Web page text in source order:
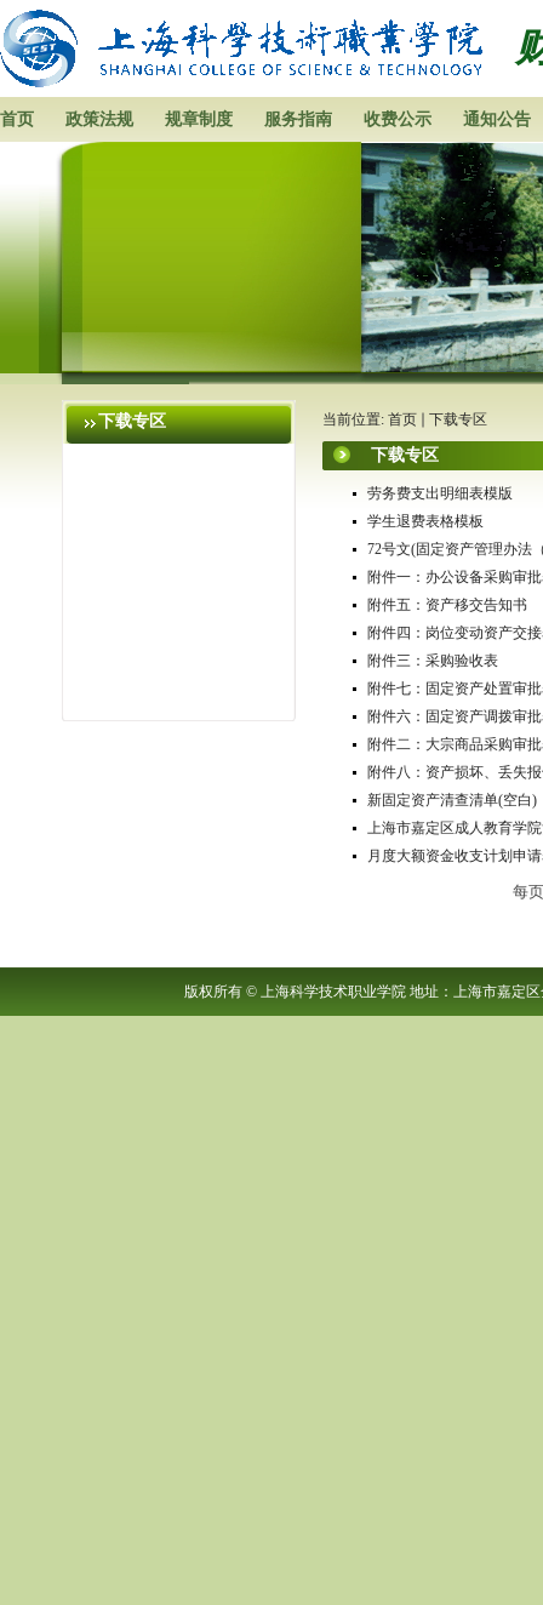
首页 政策法规 规章制度 服务指南 收费公示 通知公告
下载专区 当前位置: 首页 下载专区
下载专区
劳务费支出明细表模版
学生退费表格模板
72号文(固定资产管理办法
附件一：办公设备采购审
附件五：资产移交告知书
附件四：岗位变动资产交
附件三：采购验收表
附件七：固定资产处置审
附件六：固定资产调拨审
附件二：大宗商品采购审
附件八：资产损坏、丢失
新固定资产清查清单(空白)
上海市嘉定区成人教育学
月度大额资金收支计划申
每
版权所有 © 上海科学技术职业学院 地址：上海市嘉定区